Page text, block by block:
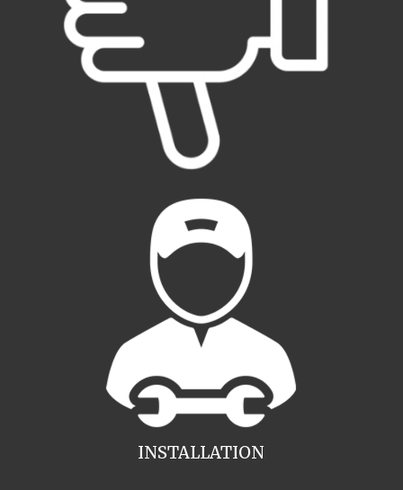
INSTALLATION